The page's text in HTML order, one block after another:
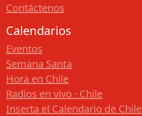
Contáctenos
Calendarios
Eventos
Semana Santa
Hora en Chile
Radios en vivo · Chile
Inserta el Calendario de